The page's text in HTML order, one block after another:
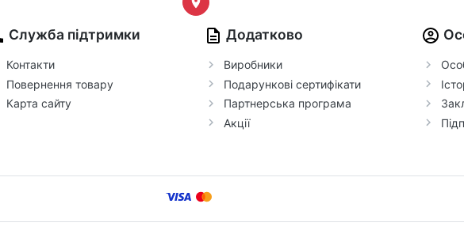
Служба підтримки
Контакти
Повернення товару
Карта сайту
Додатково
Виробники
Подарункові сертифікати
Партнерська програма
Акції